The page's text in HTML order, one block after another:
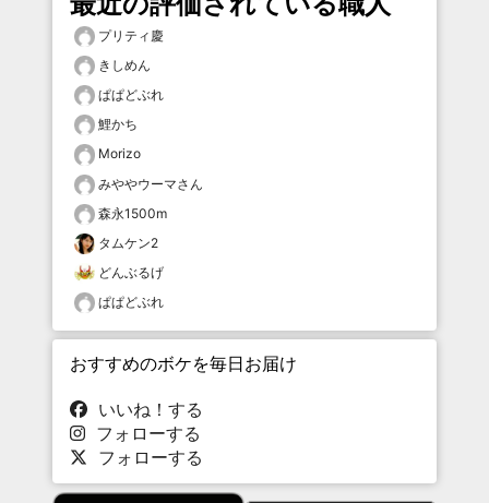
プリティ慶
きしめん
ぱぱどぶれ
鯉かち
Morizo
みややウーマさん
森永1500m
タムケン2
どんぶるげ
ぱぱどぶれ
おすすめのボケを毎日お届け
いいね！する
フォローする
フォローする